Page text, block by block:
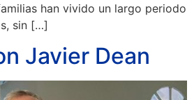
han vivido un largo periodo
sin […]
Javier Dean